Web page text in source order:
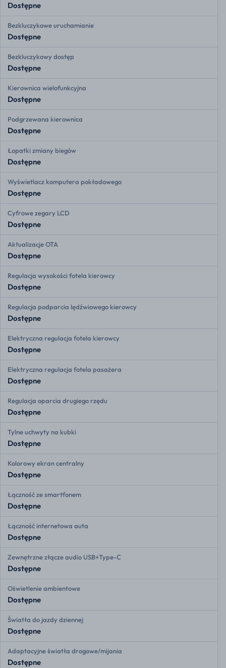
Dostępne
Bezkluczykowe uruchamianie
Dostępne
Bezkluczykowy dostęp
Dostępne
Kierownica wielofunkcyjna
Dostępne
Podgrzewana kierownica
Dostępne
Łopatki zmiany biegów
Dostępne
Wyświetlacz komputera pokładowego
Dostępne
Cyfrowe zegary LCD
Dostępne
Aktualizacje OTA
Dostępne
Regulacja wysokości fotela kierowcy
Dostępne
Regulacja podparcia lędźwiowego kierowcy
Dostępne
Elektryczna regulacja fotela kierowcy
Dostępne
Elektryczna regulacja fotela pasażera
Dostępne
Regulacja oparcia drugiego rzędu
Dostępne
Tylne uchwyty na kubki
Dostępne
Kolorowy ekran centralny
Dostępne
Łączność ze smartfonem
Dostępne
Łączność internetowa auta
Dostępne
Zewnętrzne złącze audio USB+Type-C
Dostępne
Oświetlenie ambientowe
Dostępne
Światła do jazdy dziennej
Dostępne
Adaptacyjne światła drogowe/mijania
Dostępne